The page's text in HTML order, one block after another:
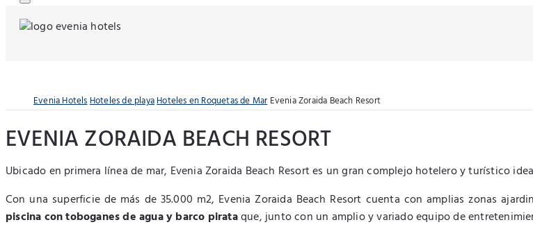
Evenia HotelsHoteles de playaHoteles en Roquetas de Mar Evenia Zoraida Beach Resort
EVENIA ZORAIDA BEACH RESORT
Ubicado en primera línea de mar, Evenia Zoraida Beach Resort es un gran complejo hotelero y turístico
Con una superficie de más de 35.000 m2, Evenia Zoraida Beach Resort cuenta con amplias zonas
piscina con toboganes de agua y barco pirataque, junto con un amplio y variado equipo de